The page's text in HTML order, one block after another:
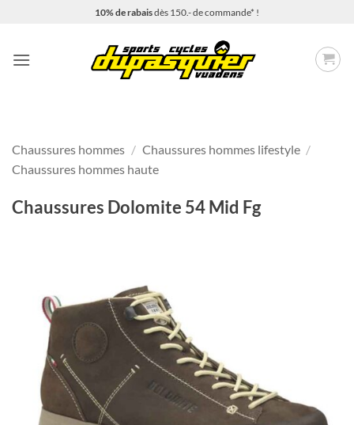
10% de rabaisdès 150.- de commande* !
Chaussures hommes / Chaussures hommes lifestyle /
Chaussures hommes haute
Chaussures Dolomite 54 Mid Fg